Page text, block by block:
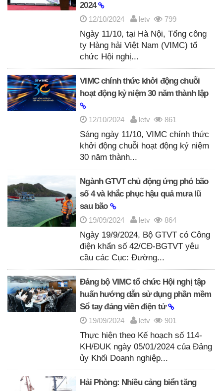
2024
12/10/2024 letv 799
Ngày 11/10, tại Hà Nội, Tổng công
ty Hàng hải Việt Nam (VIMC) tổ
chức Hội nghị...
VIMC chính thức khởi động chuỗi
hoạt động kỷ niệm 30 năm thành lập
12/10/2024 letv 861
Sáng ngày 11/10, VIMC chính thức
khởi động chuỗi hoạt động ký niệm
30 năm thành...
Ngành GTVT chủ động ứng phó bão
số 4 và khắc phục hậu quả mưa lũ
sau bão
19/09/2024 letv 864
Ngày 19/9/2024, Bộ GTVT có Công
điện khẩn số 42/CĐ-BGTVT yêu
cầu các Cục: Đường...
Đảng bộ VIMC tổ chức Hội nghị tập
huấn hướng dẫn sử dụng phần mềm
Sổ tay đảng viên điện tử
19/09/2024 letv 901
Thực hiện theo Kế hoạch số 114-
KH/ĐUK ngày 05/01/2024 của Đảng
ủy Khối Doanh nghiệp...
Hải Phòng: Nhiều cảng biển tăng